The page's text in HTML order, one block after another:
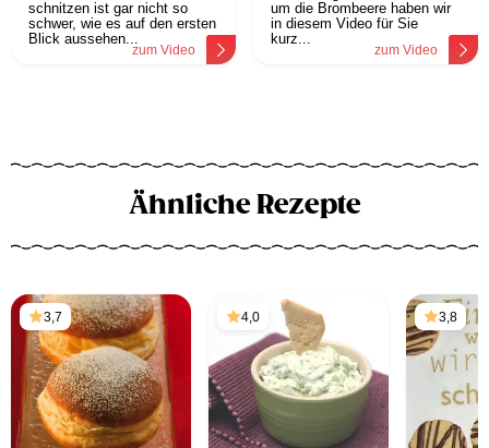
schnitzen ist gar nicht so
schwer, wie es auf den ersten
Blick aussehen...
zum Video
um die Brombeere haben wir
in diesem Video für Sie
kurz...
zum Video
Ähnliche Rezepte
3,7 4,0 3,8